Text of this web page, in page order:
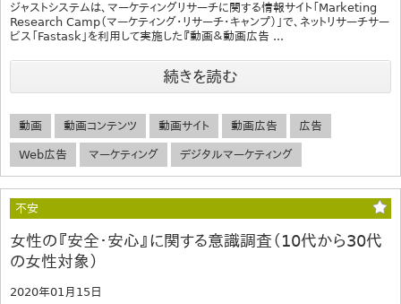
ジャストシステムは、マーケティングリサーチに関する情報サイト「Marketing
Research Camp（マーケティング・リサーチ・キャンプ）」で、ネットリサーチサー
ビス「Fastask」を利用して実施した『動画＆動画広告 ...
続きを読む
動画 動画コンテンツ 動画サイト 動画広告 広告
Web広告 マーケティング デジタルマーケティング
不安
女性の『安全・安心』に関する意識調査（10代から30代
の女性対象）
2020年01月15日